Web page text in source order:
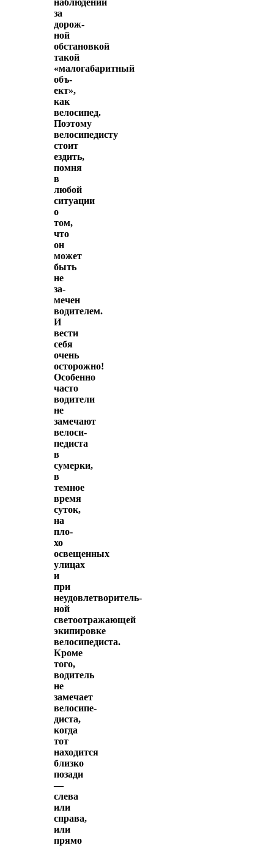
наблюдении
за
дорож­
ной
обстановкой
такой
«малогабаритный
объ­
ект»,
как
велосипед.
Поэтому
велосипедисту
стоит
ездить,
помня
в
любой
ситуации
о
том,
что
он
может
быть
не
за­
мечен
водителем.
И
вести
себя
очень
осторожно!
Особенно
часто
водители
не
замечают
велоси­
педиста
в
сумерки,
в
темное
время
суток,
на
пло­
хо
освещенных
улицах
и
при
неудовлетворитель­
ной
светоотражающей
экипировке
велосипедиста.
Кроме
того,
водитель
не
замечает
велосипе­
диста,
когда
тот
находится
близко
позади
—
слева
или
справа,
или
прямо